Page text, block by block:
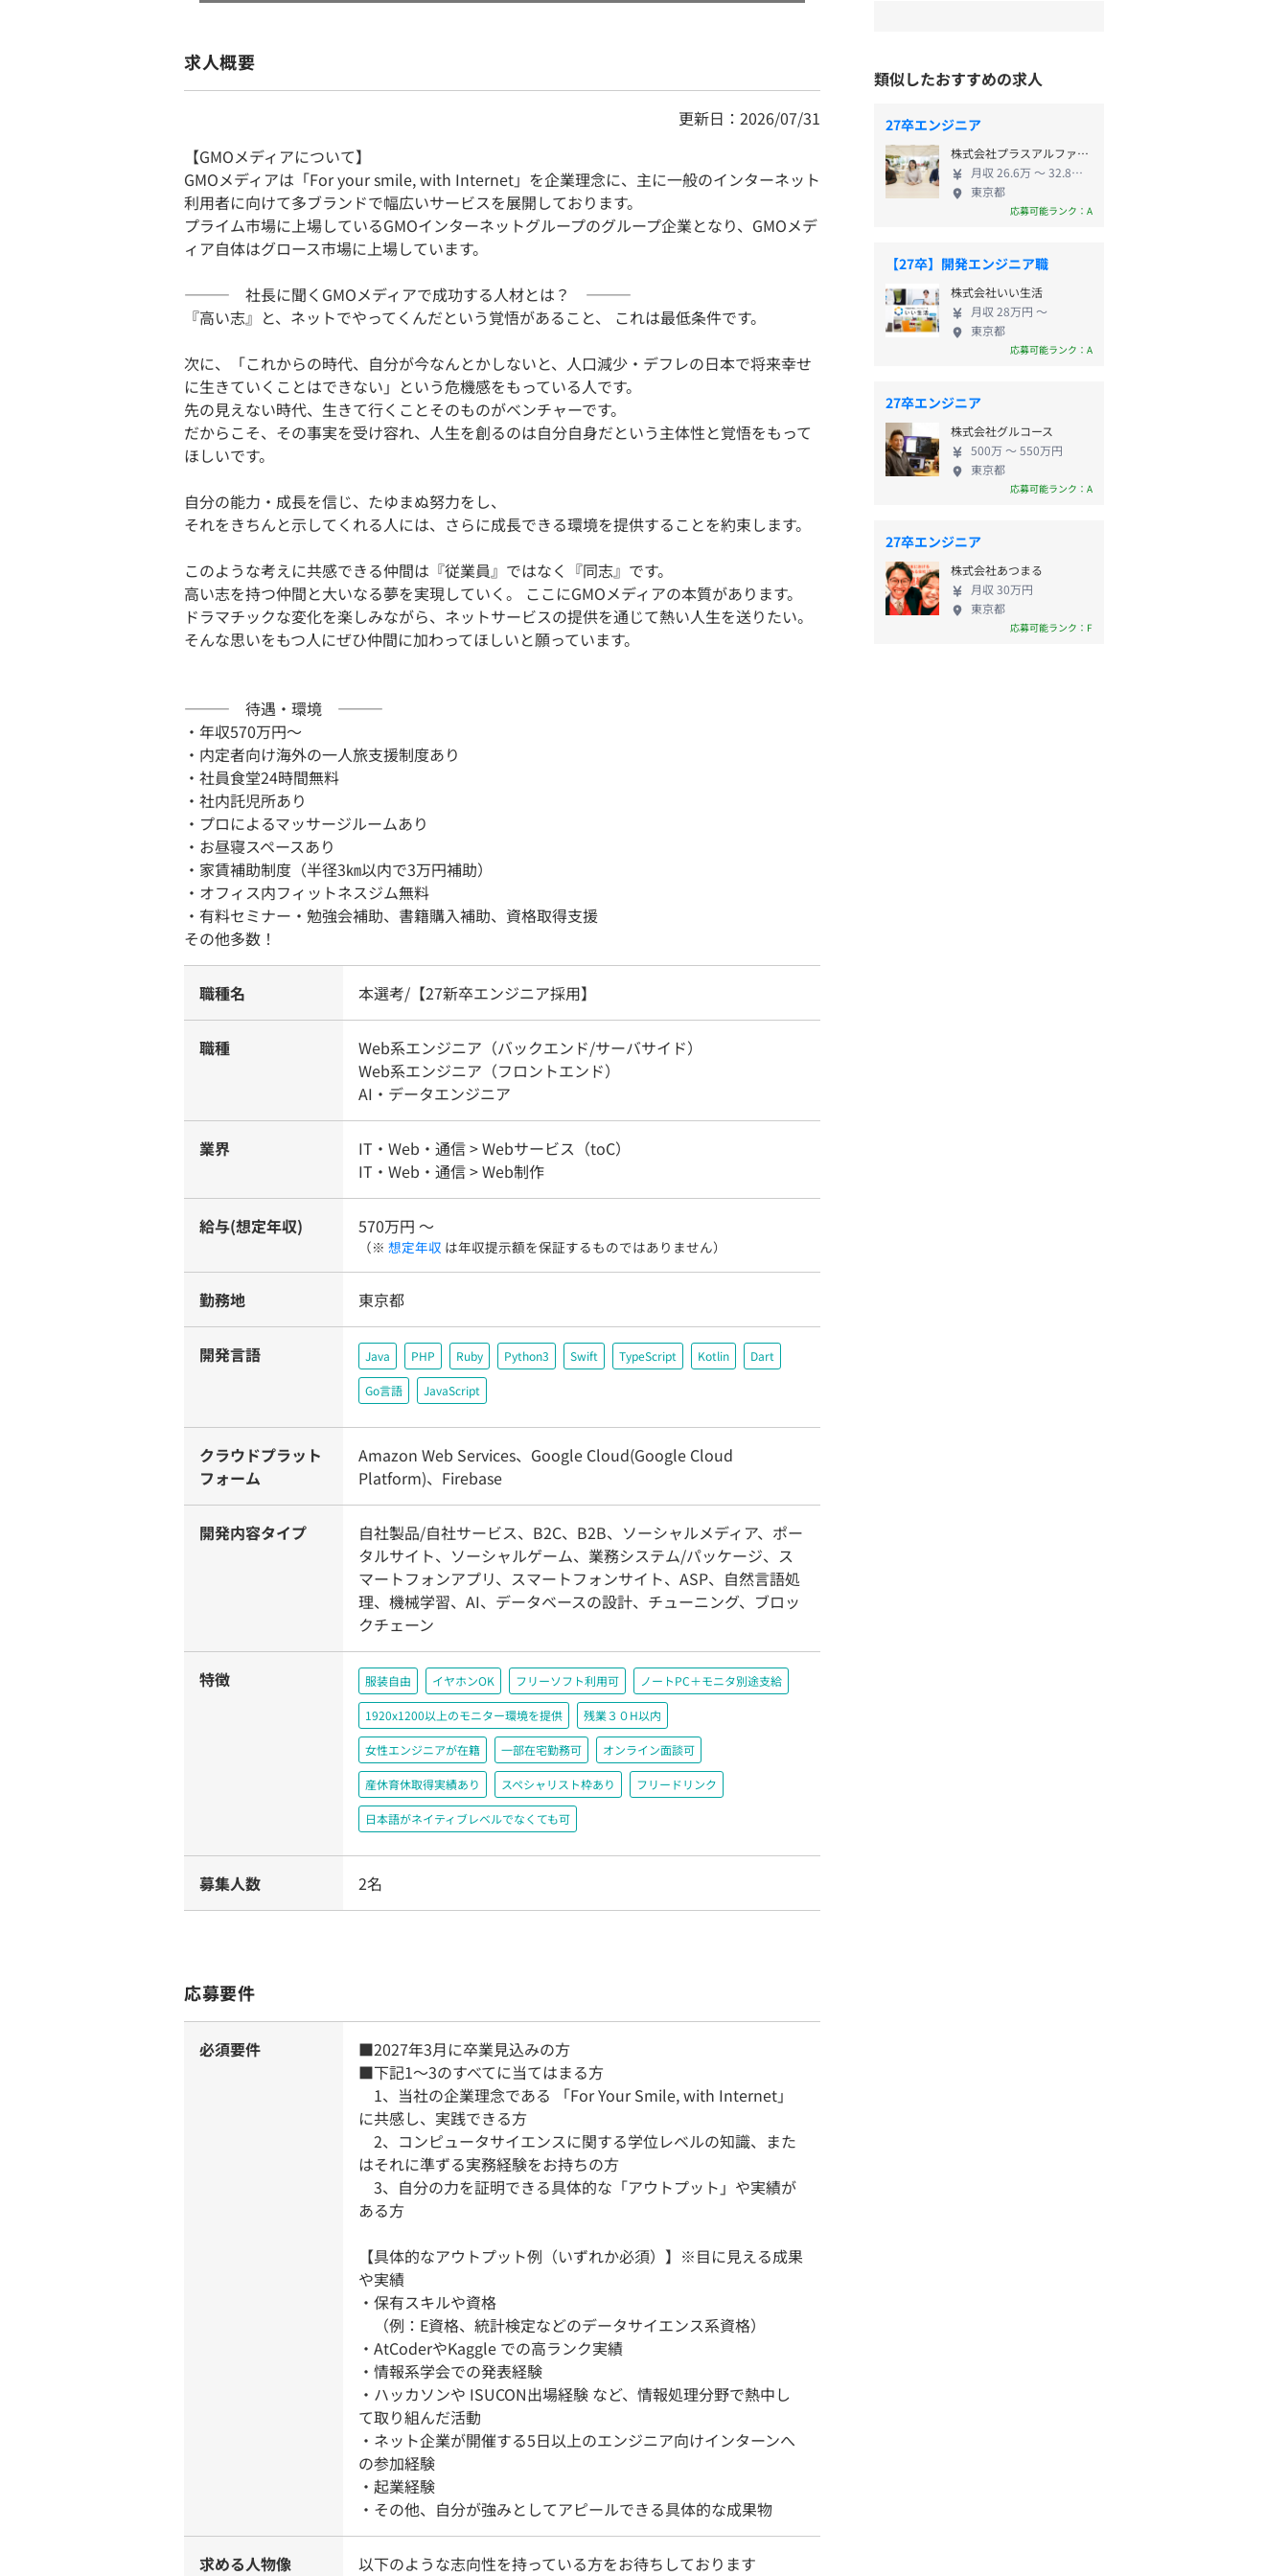
求人概要
更新日：2026/07/31
【GMOメディアについて】
GMOメディアは「For your smile, with Internet」を企業理念に、主に一般のインターネット
利用者に向けて多ブランドで幅広いサービスを展開しております。
プライム市場に上場しているGMOインターネットグループのグループ企業となり、GMOメデ
ィア自体はグロース市場に上場しています。
――― 社長に聞くGMOメディアで成功する人材とは？ ―――
『高い志』と、ネットでやってくんだという覚悟があること、 これは最低条件です。
次に、「これからの時代、自分が今なんとかしないと、人口減少・デフレの日本で将来幸せ
に生きていくことはできない」という危機感をもっている人です。
先の見えない時代、生きて行くことそのものがベンチャーです。
だからこそ、その事実を受け容れ、人生を創るのは自分自身だという主体性と覚悟をもって
ほしいです。
自分の能力・成長を信じ、たゆまぬ努力をし、
それをきちんと示してくれる人には、さらに成長できる環境を提供することを約束します。
このような考えに共感できる仲間は『従業員』ではなく『同志』です。
高い志を持つ仲間と大いなる夢を実現していく。 ここにGMOメディアの本質があります。
ドラマチックな変化を楽しみながら、ネットサービスの提供を通じて熱い人生を送りたい。
そんな思いをもつ人にぜひ仲間に加わってほしいと願っています。
――― 待遇・環境 ―――
・年収570万円～
・内定者向け海外の一人旅支援制度あり
・社員食堂24時間無料
・社内託児所あり
・プロによるマッサージルームあり
・お昼寝スペースあり
・家賃補助制度（半径3㎞以内で3万円補助）
・オフィス内フィットネスジム無料
・有料セミナー・勉強会補助、書籍購入補助、資格取得支援
その他多数！
職種名 本選考/【27新卒エンジニア採用】
職種
Web系エンジニア（バックエンド/サーバサイド）
Web系エンジニア（フロントエンド）
AI・データエンジニア
業界
IT・Web・通信 > Webサービス（toC）
IT・Web・通信 > Web制作
給与(想定年収) 570万円 〜
（※ 想定年収 は年収提示額を保証するものではありません）
勤務地 東京都
開発言語 Java PHP Ruby Python3 Swift TypeScript Kotlin Dart
Go言語 JavaScript
クラウドプラット
フォーム
Amazon Web Services、Google Cloud(Google Cloud
Platform)、Firebase
開発内容タイプ
自社製品/自社サービス、B2C、B2B、ソーシャルメディア、ポー
タルサイト、ソーシャルゲーム、業務システム/パッケージ、ス
マートフォンアプリ、スマートフォンサイト、ASP、自然言語処
理、機械学習、AI、データベースの設計、チューニング、ブロッ
クチェーン
特徴 服装自由 イヤホンOK フリーソフト利用可 ノートPC＋モニタ別途支給
1920x1200以上のモニター環境を提供 残業３０H以内
女性エンジニアが在籍 一部在宅勤務可 オンライン面談可
産休育休取得実績あり スペシャリスト枠あり フリードリンク
日本語がネイティブレベルでなくても可
募集人数 2名
応募要件
必須要件
■2027年3月に卒業見込みの方
■下記1～3のすべてに当てはまる方
1、当社の企業理念である 「For Your Smile, with Internet」
に共感し、実践できる方
2、コンピュータサイエンスに関する学位レベルの知識、また
はそれに準ずる実務経験をお持ちの方
3、自分の力を証明できる具体的な「アウトプット」や実績が
ある方
【具体的なアウトプット例（いずれか必須）】※目に見える成果
や実績
・保有スキルや資格
（例：E資格、統計検定などのデータサイエンス系資格）
・AtCoderやKaggle での高ランク実績
・情報系学会での発表経験
・ハッカソンや ISUCON出場経験 など、情報処理分野で熱中し
て取り組んだ活動
・ネット企業が開催する5日以上のエンジニア向けインターンへ
の参加経験
・起業経験
・その他、自分が強みとしてアピールできる具体的な成果物
求める人物像 以下のような志向性を持っている方をお待ちしております
類似したおすすめの求人
27卒エンジニア
株式会社プラスアルファ・コンサルティング
月収 26.6万 〜 32.8万円
東京都
応募可能ランク：A
【27卒】開発エンジニア職
株式会社いい生活
月収 28万円 〜
東京都
応募可能ランク：A
27卒エンジニア
株式会社グルコース
500万 〜 550万円
東京都
応募可能ランク：A
27卒エンジニア
株式会社あつまる
月収 30万円
東京都
応募可能ランク：F